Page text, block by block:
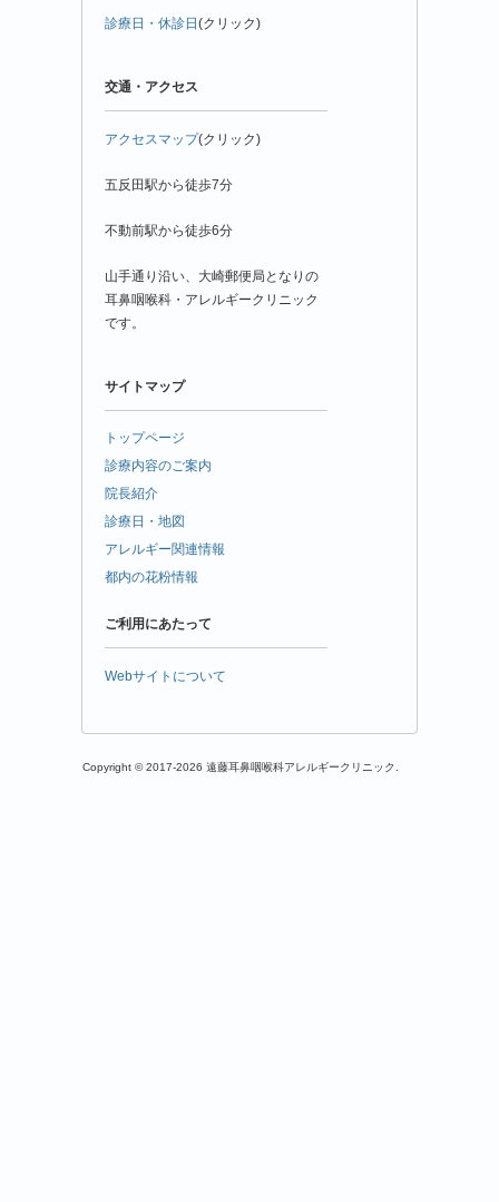
診療日・休診日(クリック)
交通・アクセス
アクセスマップ(クリック)
五反田駅から徒歩7分
不動前駅から徒歩6分
山手通り沿い、大崎郵便局となりの
耳鼻咽喉科・アレルギークリニック
です。
サイトマップ
トップページ
診療内容のご案内
院長紹介
診療日・地図
アレルギー関連情報
都内の花粉情報
ご利用にあたって
Webサイトについて
Copyright © 2017-2026 遠藤耳鼻咽喉科アレルギークリニック.